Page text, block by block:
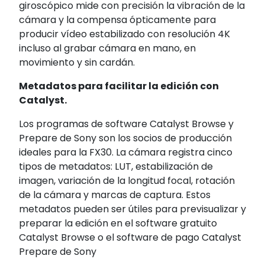
giroscópico mide con precisión la vibración de la
cámara y la compensa ópticamente para
producir vídeo estabilizado con resolución 4K
incluso al grabar cámara en mano, en
movimiento y sin cardán.
Metadatos para facilitar la edición con
Catalyst.
Los programas de software Catalyst Browse y
Prepare de Sony son los socios de producción
ideales para la FX30. La cámara registra cinco
tipos de metadatos: LUT, estabilización de
imagen, variación de la longitud focal, rotación
de la cámara y marcas de captura. Estos
metadatos pueden ser útiles para previsualizar y
preparar la edición en el software gratuito
Catalyst Browse o el software de pago Catalyst
Prepare de Sony